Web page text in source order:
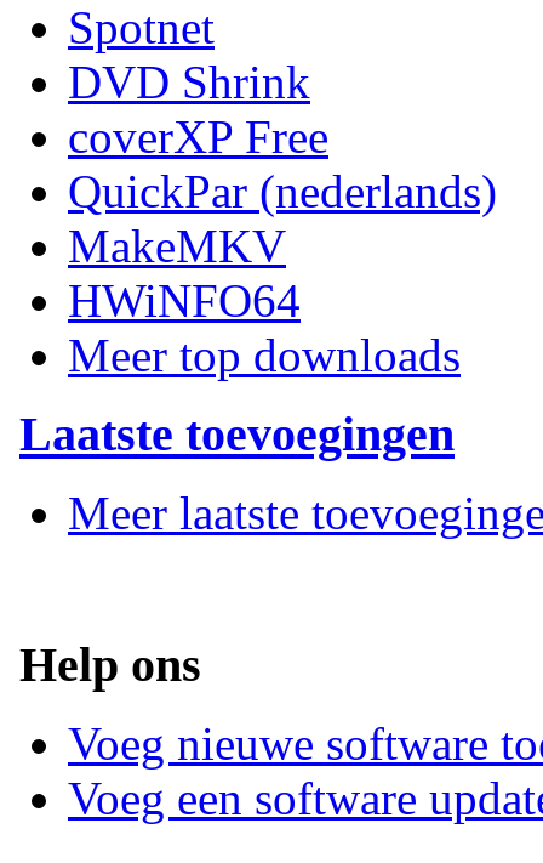
Spotnet
DVD Shrink
coverXP Free
QuickPar (nederlands)
MakeMKV
HWiNFO64
Meer top downloads
Laatste toevoegingen
Meer laatste
Help ons
Voeg nieuwe software
Voeg een software